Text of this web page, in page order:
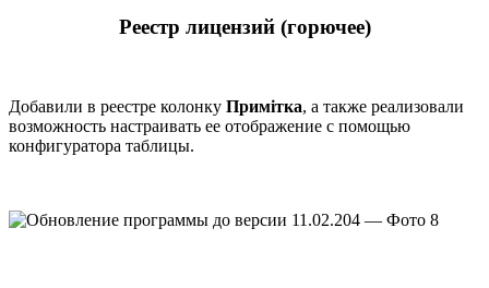
Реестр лицензий (горючее)
Добавили в реестре колонку Примітка, а также реализовали
возможность настраивать ее отображение с помощью
конфигуратора таблицы.